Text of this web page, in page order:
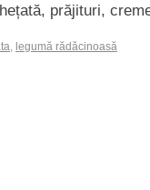
prăjituri,
, legumă rădăcinoasă